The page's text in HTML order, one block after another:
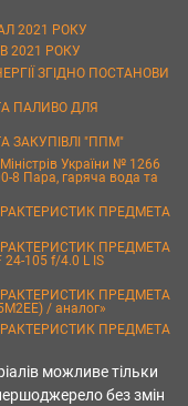
2021 РОКУ
2021 РОКУ
ЗГІДНО ПОСТАНОВИ
ПАЛИВО ДЛЯ
ЗАКУПІВЛІ "ППМ"
України № 1266
8 Пара, гаряча вода та
ПРЕДМЕТА
ПРЕДМЕТА
24-105 f/4.0 L IS
ПРЕДМЕТА
/ аналог»
ПРЕДМЕТА
можливе тільки
без змін